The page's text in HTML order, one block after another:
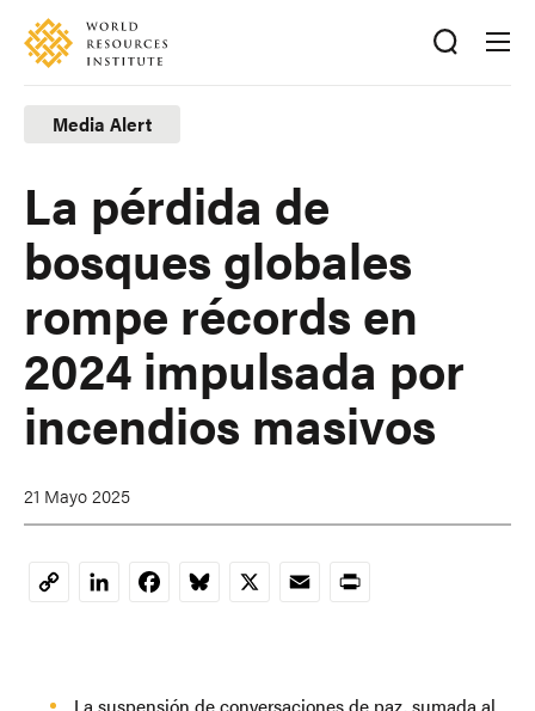
Skip
main
content
Accessibility
Media Alert
La pérdida de
bosques globales
rompe récords en
2024 impulsada por
incendios masivos
21 Mayo 2025
CopyLinkedInFacebookBluesky
X EmailPrint